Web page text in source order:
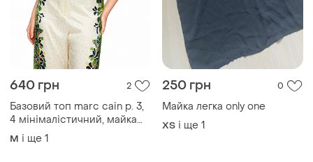
640 грн 2
Базовий топ marc cain р. 3,
4 мінімалістичний, майка
базова, мінімалістична,
преміум
M і ще 1
250 грн 0
Майка легка only one
ХS і ще 1